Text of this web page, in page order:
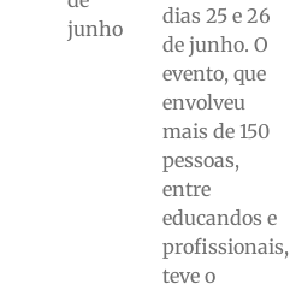
junho
dias 25 e 26
de junho. O
evento, que
envolveu
mais de 150
pessoas,
entre
educandos e
profissionais,
teve o